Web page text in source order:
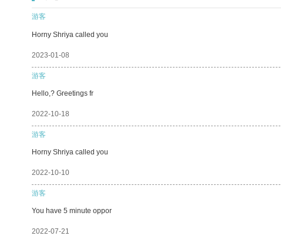
游客
Horny Shriya called you
2023-01-08
游客
Hello,? Greetings fr
2022-10-18
游客
Horny Shriya called you
2022-10-10
游客
You have 5 minute oppor
2022-07-21